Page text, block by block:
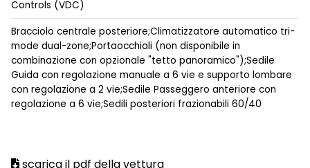
Controls (VDC)
Bracciolo centrale posteriore;Climatizzatore automatico tri-
mode dual-zone;Portaocchiali (non disponibile in
combinazione con opzionale "tetto panoramico");Sedile
Guida con regolazione manuale a 6 vie e supporto lombare
con regolazione a 2 vie;Sedile Passeggero anteriore con
regolazione a 6 vie;Sedili posteriori frazionabili 60/40
scarica il pdf della vettura